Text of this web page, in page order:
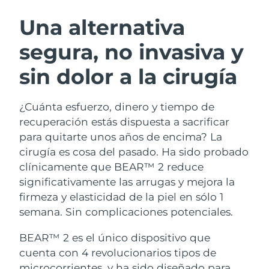
Una alternativa
segura, no invasiva y
sin dolor a la cirugía
¿Cuánta esfuerzo, dinero y tiempo de
recuperación estás dispuesta a sacrificar
para quitarte unos años de encima? La
cirugía es cosa del pasado. Ha sido probado
clínicamente que BEAR™ 2 reduce
significativamente las arrugas y mejora la
firmeza y elasticidad de la piel en sólo 1
semana. Sin complicaciones potenciales.
BEAR™ 2 es el único dispositivo que
cuenta con 4 revolucionarios tipos de
Limpieza facial
Anti-aging massage
LUNA™ 4 Plus
Massage, LED heating
LUNA™ 4 Men
Lifting facial
Microcurrent toning
BEAR™ 2 go
Microcurrent toning on-the-go
BEAR™ 2 eyes & lips
Hidratación
UFO™ 3 pack
Deep facial hydration
UFO™ 3 LED
Near-infrared and red light therapy
device
Cuidado bucal
issa™ 4
Hybrid silicone sonic toothbrush
Smart hybrid silicone sonic toothbrush
TRATAMIENTO ANTIEDAD FAQ™
Antiedad Tratamientos LED
NEW
Austria Entrega prevista
Baréin Entrega prevista8/11/26
Bélgica Entrega prevista8/10/26
Bermudas Entrega prevista
Bosnia y Herzegovina Entrega prevista
Brunéi Entrega prevista
Bulgaria Entrega prevista8/10/26
Canadá Entrega prevista8/14/26
Chile Entrega prevista